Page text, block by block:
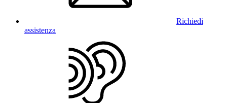
Richiedi
assistenza